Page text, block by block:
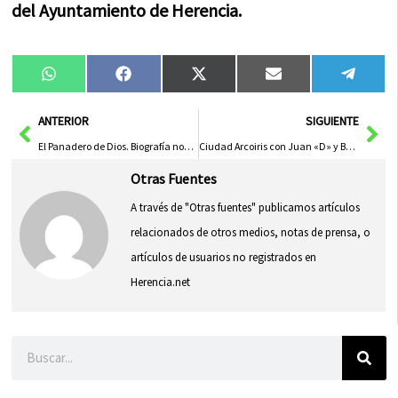
del Ayuntamiento de Herencia.
Compartir
en
WhatsAppCompartir
en
FacebookCompartir
en
X
(Twitter)
Compartir
en
Email
en
AntANTERIOR
El Panadero de Dios. Biografía novelada de Jesús Fernández de la Puebla Viso
SIGUIENTE
Ciudad Arcoiris con Juan «D» y Beatriz darán el pregón del Carnaval de Herencia 2012
Otras Fuentes
A través de "Otras fuentes" publicamos artículos
relacionados de otros medios, notas de prensa, o
artículos de usuarios no registrados en
Herencia.net